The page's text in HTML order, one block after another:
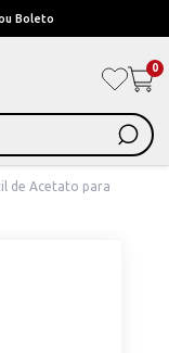
juros ou ate 12x com juros
0
de Acetato para